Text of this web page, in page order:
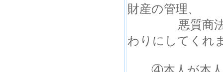
財産の管理、
悪質商法等に
わりにしてくれ